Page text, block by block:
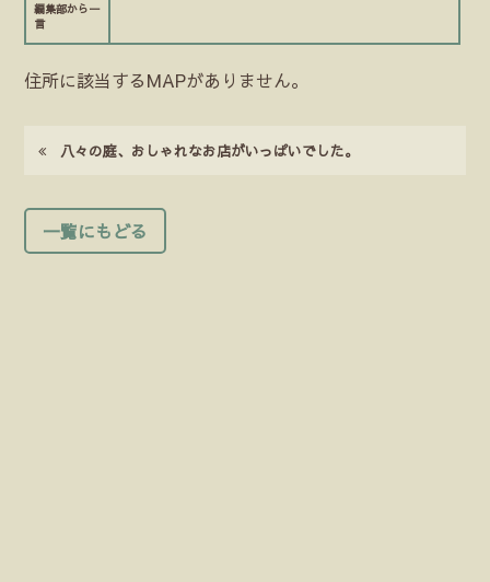
編集部から一
言
住所に該当するMAPがありません。
八々の庭、おしゃれなお店がいっぱいでした。
一覧にもどる